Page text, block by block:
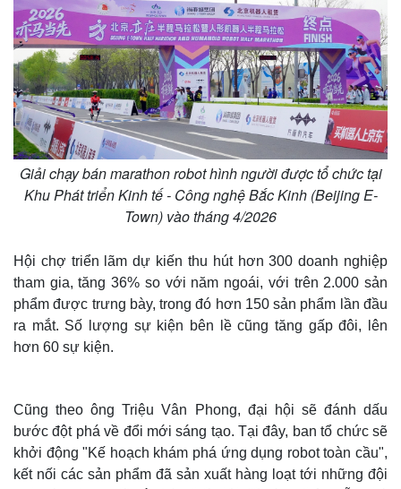
Giải chạy bán marathon robot hình người được tổ chức tại
Khu Phát triển Kinh tế - Công nghệ Bắc Kinh (Beijing E-
Town) vào tháng 4/2026
Hội chợ triển lãm dự kiến thu hút hơn 300 doanh nghiệp
tham gia, tăng 36% so với năm ngoái, với trên 2.000 sản
phẩm được trưng bày, trong đó hơn 150 sản phẩm lần đầu
ra mắt. Số lượng sự kiện bên lề cũng tăng gấp đôi, lên
hơn 60 sự kiện.
Cũng theo ông Triệu Vân Phong, đại hội sẽ đánh dấu
bước đột phá về đổi mới sáng tạo. Tại đây, ban tổ chức sẽ
khởi động "Kế hoạch khám phá ứng dụng robot toàn cầu",
kết nối các sản phẩm đã sản xuất hàng loạt tới những đội